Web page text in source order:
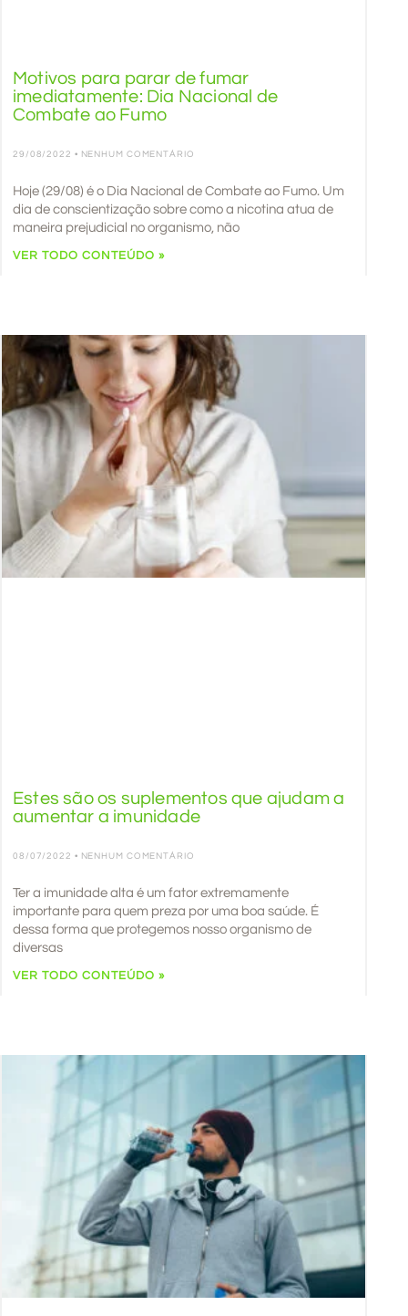
Motivos para parar de fumar
imediatamente: Dia Nacional de
Combate ao Fumo
29/08/2022 NENHUM COMENTÁRIO
Hoje (29/08) é o Dia Nacional de Combate ao Fumo. Um
dia de conscientização sobre como a nicotina atua de
maneira prejudicial no organismo, não
VER TODO CONTEÚDO »
Estes são os suplementos que ajudam a
aumentar a imunidade
08/07/2022 NENHUM COMENTÁRIO
Ter a imunidade alta é um fator extremamente
importante para quem preza por uma boa saúde. É
dessa forma que protegemos nosso organismo de
diversas
VER TODO CONTEÚDO »